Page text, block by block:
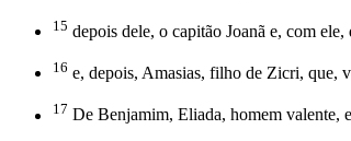
15 depois dele, o capitão Joanã e, com
16 e, depois, Amasias, filho de Zicri, que,
17 De Benjamim, Eliada, homem valente,